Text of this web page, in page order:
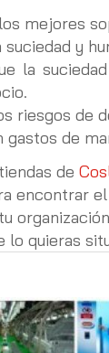
mejores
suciedad y
la
riesgos de
gastos de
de
encontrar
lo quieras